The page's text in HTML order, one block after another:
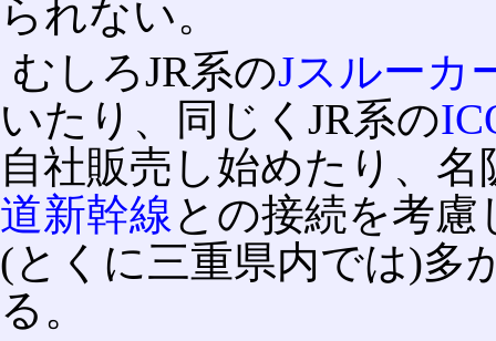
られない。
むしろJR系のJスルーカ
いたり、同じくJR系の
自社販売し始めたり、
道新幹線 との接続を考
(とくに三重県内では)多
る。